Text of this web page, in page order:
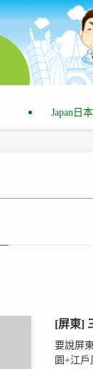
Japan日本
[屏東]
要說屏
園+江